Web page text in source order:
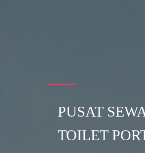
PUSAT
TOILET